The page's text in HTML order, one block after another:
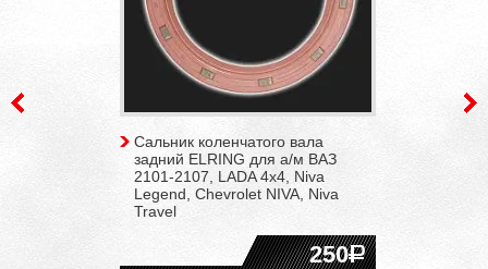
Сальник коленчатого вала
задний ELRING для а/м ВАЗ
2101-2107, LADA 4x4, Niva
Legend, Chevrolet NIVA, Niva
Travel
250